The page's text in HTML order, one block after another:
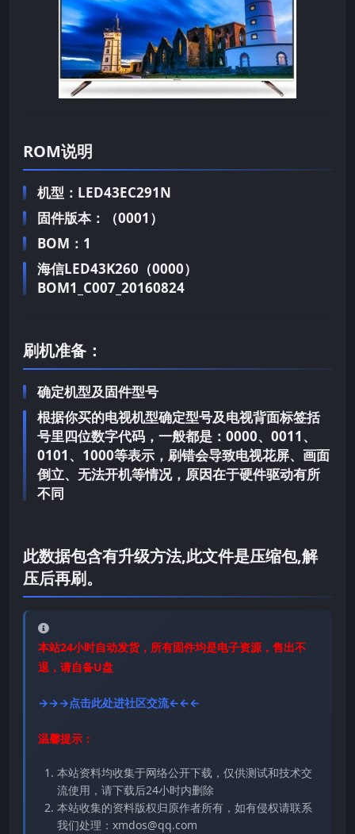
ROM说明
机型：LED43EC291N
固件版本：（0001）
BOM：1
海信LED43K260（0000）
BOM1_C007_20160824
刷机准备：
确定机型及固件型号
根据你买的电视机型确定型号及电视背面标签括
号里四位数字代码，一般都是：0000、0011、
0101、1000等表示，刷错会导致电视花屏、画面
倒立、无法开机等情况，原因在于硬件驱动有所
不同
此数据包含有升级方法,此文件是压缩包,解
压后再刷。
本站24小时自动发货，所有固件均是电子资源，售出不
退，请自备U盘
→→→点击此处进社区交流←←←
温馨提示：
本站资料均收集于网络公开下载，仅供测试和技术交
流使用，请下载后24小时内删除
本站收集的资料版权归原作者所有，如有侵权请联系
我们处理：xmdos@qq.com